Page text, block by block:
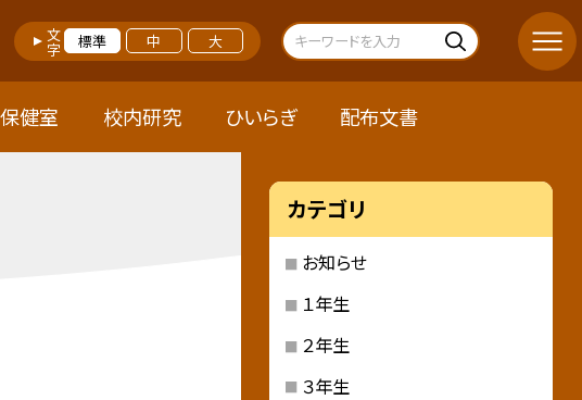
文字 標準 中 大
保健室 校内研究 ひいらぎ 配布文書
カテゴリ
お知らせ
１年生
２年生
３年生